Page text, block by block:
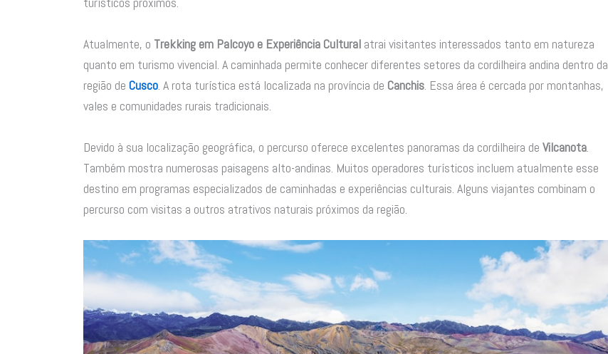
Atualmente, o Trekking em Palcoyo e Experiência Cultural atrai visitantes interessados tanto em natureza
quanto em turismo vivencial. A caminhada permite conhecer diferentes setores da cordilheira andina dentro da
região de Cusco. A rota turística está localizada na província de Canchis. Essa área é cercada por montanhas,
vales e comunidades rurais tradicionais.
Devido à sua localização geográfica, o percurso oferece excelentes panoramas da cordilheira de Vilcanota.
Também mostra numerosas paisagens alto-andinas. Muitos operadores turísticos incluem atualmente esse
destino em programas especializados de caminhadas e experiências culturais. Alguns viajantes combinam o
percurso com visitas a outros atrativos naturais próximos da região.